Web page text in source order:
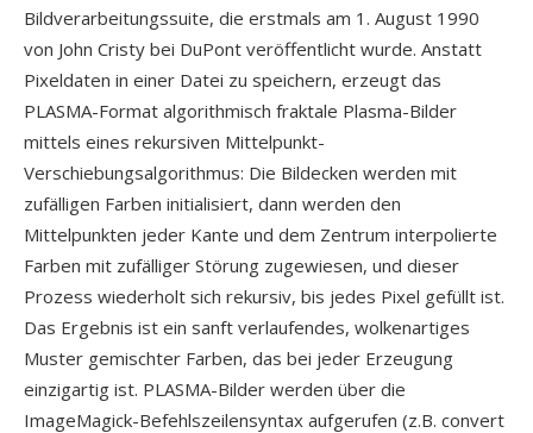
Bildverarbeitungssuite, die erstmals am 1. August 1990
von John Cristy bei DuPont veröffentlicht wurde. Anstatt
Pixeldaten in einer Datei zu speichern, erzeugt das
PLASMA-Format algorithmisch fraktale Plasma-Bilder
mittels eines rekursiven Mittelpunkt-
Verschiebungsalgorithmus: Die Bildecken werden mit
zufälligen Farben initialisiert, dann werden den
Mittelpunkten jeder Kante und dem Zentrum interpolierte
Farben mit zufälliger Störung zugewiesen, und dieser
Prozess wiederholt sich rekursiv, bis jedes Pixel gefüllt ist.
Das Ergebnis ist ein sanft verlaufendes, wolkenartiges
Muster gemischter Farben, das bei jeder Erzeugung
einzigartig ist. PLASMA-Bilder werden über die
ImageMagick-Befehlszeilensyntax aufgerufen (z.B. convert